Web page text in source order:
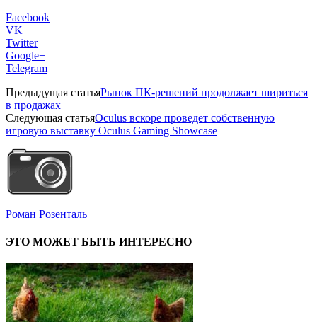
Facebook
VK
Twitter
Google+
Telegram
Предыдущая статьяРынок ПК-решений продолжает шириться
в продажах
Следующая статьяOculus вскоре проведет собственную
игровую выставку Oculus Gaming Showcase
Роман Розенталь
ЭТО МОЖЕТ БЫТЬ ИНТЕРЕСНО